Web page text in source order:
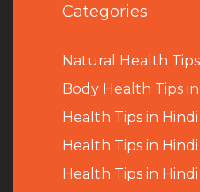
Categories
Natural Health
Body Health Tips
Health Tips in
Health Tips in
Health Tips in